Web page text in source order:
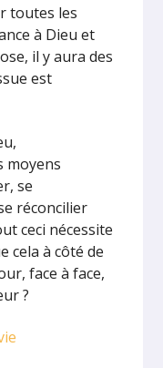
toutes les
à Dieu et
il y aura des
est
moyens
se
réconcilier
ceci nécessite
cela à côté de
face à face,
?